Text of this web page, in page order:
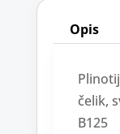
Opis
čelik,
B125